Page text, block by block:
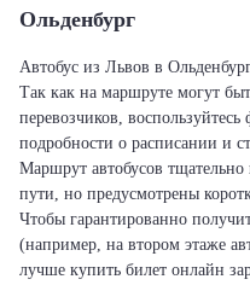
Ольденбург
Автобус из Львов в
Так как на маршруте могут
перевозчиков,
подробности о расписании и
Маршрут автобусов
пути, но предусмотрены
Чтобы гарантированно
(например, на втором этаже
лучше купить билет онлайн